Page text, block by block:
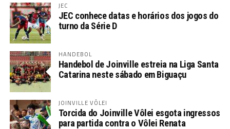
JEC
JEC conhece datas e horários dos jogos do
turno da Série D
HANDEBOL
Handebol de Joinville estreia na Liga Santa
Catarina neste sábado em Biguaçu
JOINVILLE VÔLEI
Torcida do Joinville Vôlei esgota ingressos
para partida contra o Vôlei Renata